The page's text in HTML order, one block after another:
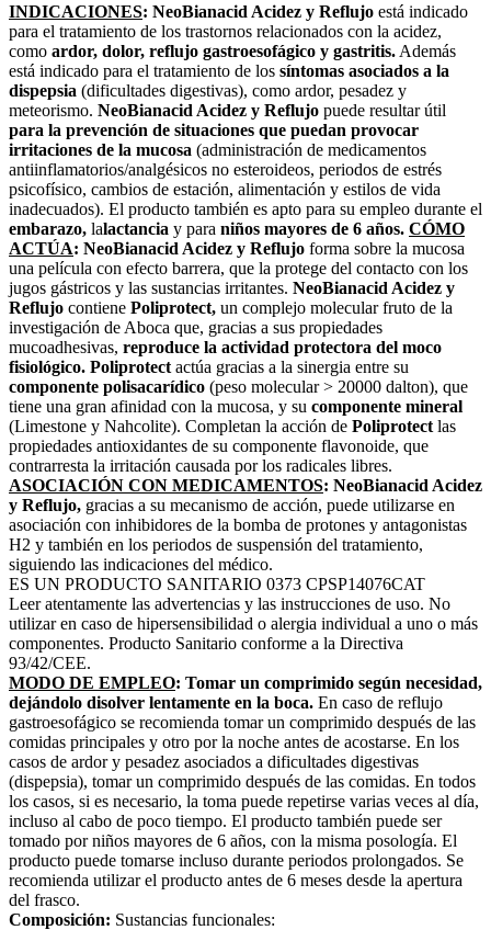
INDICACIONES: NeoBianacid Acidez y Reflujo está indicado
para el tratamiento de los trastornos relacionados con la acidez,
como ardor, dolor, reflujo gastroesofágico y gastritis. Además
está indicado para el tratamiento de los síntomas asociados a la
dispepsia (dificultades digestivas), como ardor, pesadez y
meteorismo. NeoBianacid Acidez y Reflujo puede resultar útil
para la prevención de situaciones que puedan provocar
irritaciones de la mucosa (administración de medicamentos
antiinflamatorios/analgésicos no esteroideos, periodos de estrés
psicofísico, cambios de estación, alimentación y estilos de vida
inadecuados). El producto también es apto para su empleo durante el
embarazo, lalactancia y para niños mayores de 6 años. CÓMO
ACTÚA: NeoBianacid Acidez y Reflujo forma sobre la mucosa
una película con efecto barrera, que la protege del contacto con los
jugos gástricos y las sustancias irritantes. NeoBianacid Acidez y
Reflujo contiene Poliprotect, un complejo molecular fruto de la
investigación de Aboca que, gracias a sus propiedades
mucoadhesivas, reproduce la actividad protectora del moco
fisiológico. Poliprotect actúa gracias a la sinergia entre su
componente polisacarídico (peso molecular > 20000 dalton), que
tiene una gran afinidad con la mucosa, y su componente mineral
(Limestone y Nahcolite). Completan la acción de Poliprotect las
propiedades antioxidantes de su componente flavonoide, que
contrarresta la irritación causada por los radicales libres.
ASOCIACIÓN CON MEDICAMENTOS: NeoBianacid Acidez
y Reflujo, gracias a su mecanismo de acción, puede utilizarse en
asociación con inhibidores de la bomba de protones y antagonistas
H2 y también en los periodos de suspensión del tratamiento,
siguiendo las indicaciones del médico.
ES UN PRODUCTO SANITARIO 0373 CPSP14076CAT
Leer atentamente las advertencias y las instrucciones de uso. No
utilizar en caso de hipersensibilidad o alergia individual a uno o más
componentes. Producto Sanitario conforme a la Directiva
93/42/CEE.
MODO DE EMPLEO: Tomar un comprimido según necesidad,
dejándolo disolver lentamente en la boca. En caso de reflujo
gastroesofágico se recomienda tomar un comprimido después de las
comidas principales y otro por la noche antes de acostarse. En los
casos de ardor y pesadez asociados a dificultades digestivas
(dispepsia), tomar un comprimido después de las comidas. En todos
los casos, si es necesario, la toma puede repetirse varias veces al día,
incluso al cabo de poco tiempo. El producto también puede ser
tomado por niños mayores de 6 años, con la misma posología. El
producto puede tomarse incluso durante periodos prolongados. Se
recomienda utilizar el producto antes de 6 meses desde la apertura
del frasco.
Composición: Sustancias funcionales: